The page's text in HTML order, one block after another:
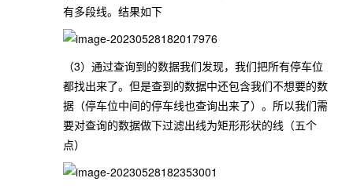
有多段线。结果如下
（3）通过查询到的数据我们发现，我们把所有停车位
都找出来了。但是查到的数据中还包含我们不想要的数
据（停车位中间的停车线也查询出来了）。所以我们需
要对查询的数据做下过滤出线为矩形形状的线（五个
点）